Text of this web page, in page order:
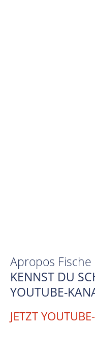
Apropos
KENNST DU
YOUTUBE-
JETZT